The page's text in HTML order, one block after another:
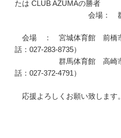
たは CLUB AZUMAの勝者
会場： 群馬
会場 ： 宮城体育館 前橋
話：027-283-8735）
群馬体育館 高崎市足
話：027-372-4791）
応援よろしくお願い致しま